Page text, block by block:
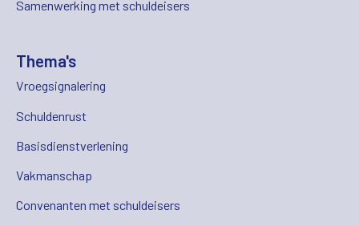
Samenwerking met schuldeisers
Thema's
Vroegsignalering
Schuldenrust
Basisdienstverlening
Vakmanschap
Convenanten met schuldeisers